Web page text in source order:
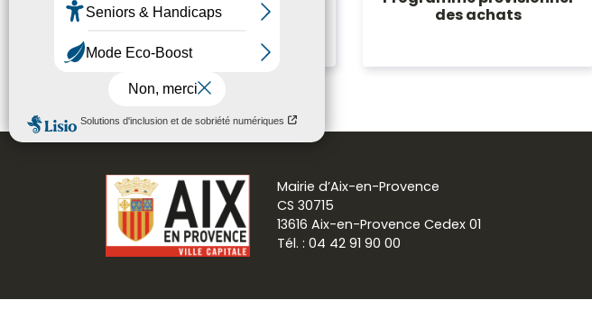
une consultation
des achats
Mairie d’Aix-en-Provence
CS 30715
13616 Aix-en-Provence Cedex 01
Tél. : 04 42 91 90 00